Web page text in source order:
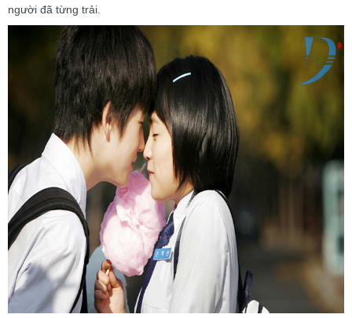
người đã từng trải.